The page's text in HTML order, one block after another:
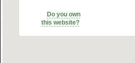
Do you own
this website?